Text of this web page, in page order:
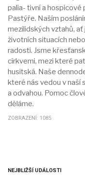
palia- tivní a
Pastýře. Naším
mezilidských vztahů,
životních situacích
radosti. Jsme
církvemi, mezi které
husitská. Naše
které nás vedou v naší
a odvahou. Pomoc
děláme.
ZOBRAZENÍ: 1085
NEJBLIŽŠÍ UDÁLOSTI